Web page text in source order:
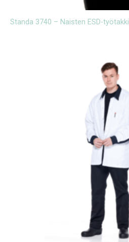
Standa 3740 – Naisten ESD-työtakki